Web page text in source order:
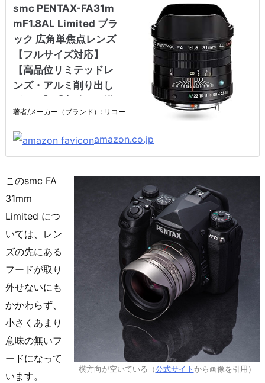
smc PENTAX-FA31m
mF1.8AL Limited ブラ
ック 広角単焦点レンズ
【フルサイズ対応】
【高品位リミテッドレ
ンズ・アルミ削り出し
写】【F1.8 大口径レン
ズ】【ペンタックス一
眼Kシリーズはボディ内
290
著者/メーカー（ブランド）: リコー
amazon.co.jp
横方向が空いている（公式サイト から画像を引用）
このsmc FA
31mm
Limited につ
いては、レン
ズの先にある
フードが取り
外せないにも
かかわらず、
小さくあまり
意味の無いフ
ードになって
います。